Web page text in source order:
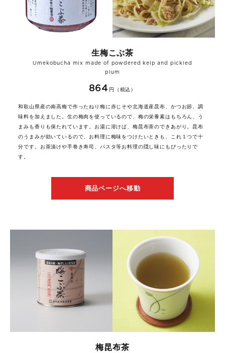
生梅こぶ茶
Umekobucha mix made of powdered kelp and pickled
plum
864 円（税込）
和歌山県産の南高梅で作ったねり梅に赤じそや北海道産昆布、かつお節、調
味料を加えました。生の梅肉を使っているので、梅の栄養素はもちろん、う
まみも香りも保たれています。お湯に溶けば、梅昆布茶のできあがり。昆布
のうまみが効いているので、お料理に梅味をつけたいときも、これ１つで十
分です。お茶漬けや手巻き寿司、パスタ等お料理の隠し味にもぴったりで
す。
商品ページへ移動
梅昆布茶